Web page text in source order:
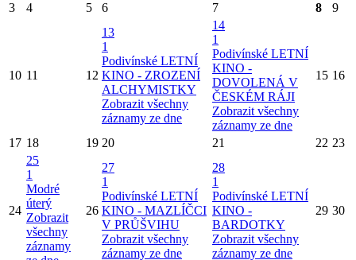
3 4 5 6 7 8 9
10 11 12
13
1
Podivínské LETNÍ
KINO - ZROZENÍ
ALCHYMISTKY
Zobrazit všechny
záznamy ze dne
14
1
Podivínské LETNÍ
KINO -
DOVOLENÁ V
ČESKÉM RÁJI
Zobrazit všechny
záznamy ze dne
15 16
17 18 19 20 21 22 23
24
25
1
Modré
úterý
Zobrazit
všechny
záznamy
26
27
1
Podivínské LETNÍ
KINO - MAZLÍČCI
V PRŮŠVIHU
Zobrazit všechny
záznamy ze dne
28
1
Podivínské LETNÍ
KINO -
BARDOTKY
Zobrazit všechny
záznamy ze dne
29 30